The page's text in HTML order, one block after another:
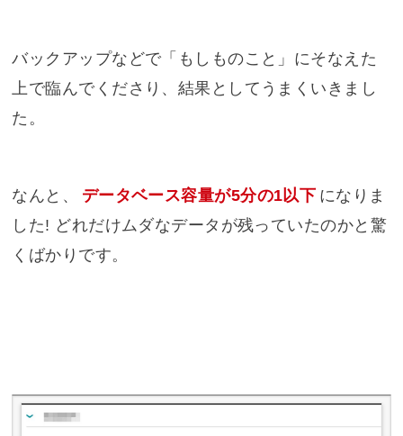
バックアップなどで「もしものこと」にそなえた
上で臨んでくださり、結果としてうまくいきまし
た。
なんと、 データベース容量が5分の1以下 になりま
した! どれだけムダなデータが残っていたのかと驚
くばかりです。